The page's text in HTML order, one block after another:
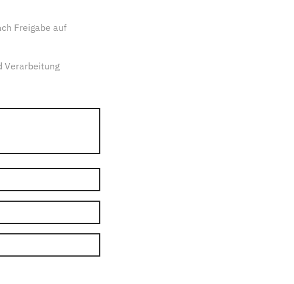
Freigabe auf
Verarbeitung